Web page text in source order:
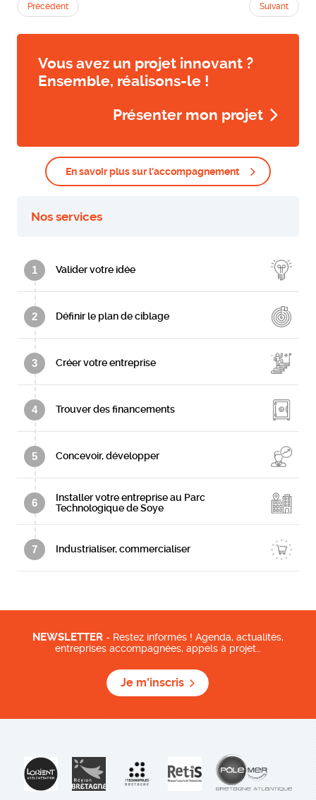
Précédent Suivant
Vous avez un projet innovant ?
Ensemble, réalisons-le !
Présenter mon projet
En savoir plus sur l'accompagnement
Nos services
1 Valider votre idée
2 Définir le plan de ciblage
3 Créer votre entreprise
4 Trouver des financements
5 Concevoir, développer
6
Installer votre entreprise au Parc
Technologique de Soye
7 Industrialiser, commercialiser
NEWSLETTER - Restez informés ! Agenda, actualités,
entreprises accompagnées, appels à projet…
Je m'inscris